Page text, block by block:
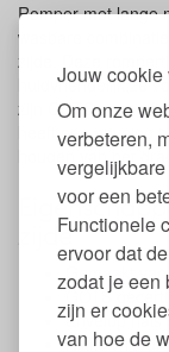
Jouw cookie
Om onze
verbeteren,
voor een
Functionele
ervoor dat
zodat je een
zijn er
van hoe de
Romper met lange
wasbare
zijde. Deze
huidvriendelijk,ze
zijn GOTS
heeft een envelop
houden van het
zijde
Gemaakt
GOTS
Envelop hals
Nikkelvrije